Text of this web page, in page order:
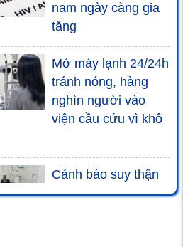
nam ngày càng gia
tăng
Mở máy lạnh 24/24h
tránh nóng, hàng
nghìn người vào
viện cầu cứu vì khô
Cảnh báo suy thận
vì loại vi khuẩn trong